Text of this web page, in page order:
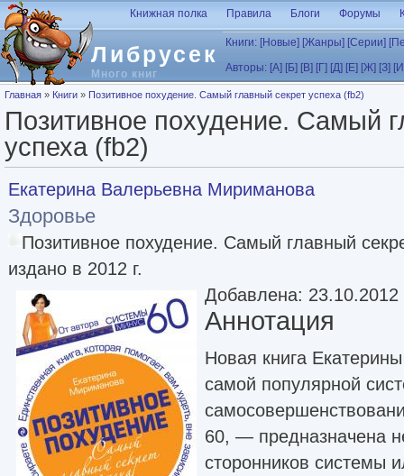
Перейти к основному содержанию
Либрусек
Много книг
Книжная полка Правила Блоги Форумы
Книги: [Новые] [Жанры] [Серии]
Авторы: [А] [Б] [В] [Г] [Д] [Е] [Ж] [З]
Вы здесь
Главная » Книги » Позитивное похудение. Самый главный секрет успеха (fb2)
Позитивное похудение. Самый
успеха (fb2)
Екатерина Валерьевна Мириманова
Здоровье
Позитивное похудение. Самый главный
издано в 2012 г.
Добавлена: 23.10.2012
Аннотация
Новая книга
самой популярной
60, — предназначена
сторонников системы